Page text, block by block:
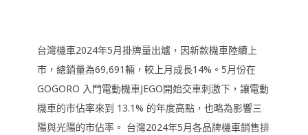
台灣機車2024年5月掛牌量出爐，因新款機車陸續上
市，總銷量為69,691輛，較上月成長14%。5月份在
GOGORO 入門電動機車JEGO開始交車刺激下，讓電動
機車的市佔率來到 13.1% 的年度高點，也略為影響三
陽與光陽的市佔率。 台灣2024年5月各品牌機車銷售排